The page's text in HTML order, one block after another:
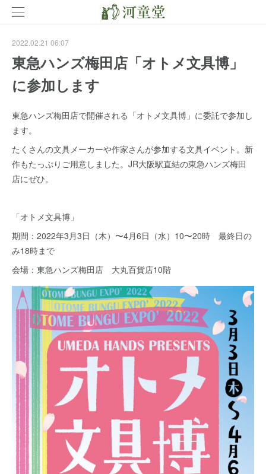
2022.02.21 06:07
東急ハンズ梅田店「オトメ文具博」
に参加します
東急ハンズ梅田店で開催される「オトメ文具博」に委託で参加し
ます。
たくさんの文具メーカーや作家さんが参加する文具イベント。新
作もたっぷりご用意しました。JR大阪駅直結の東急ハンズ梅田
店にぜひ。
「オトメ文具博」
期間：2022年3月3日（木）〜4月6日（水）10〜20時 最終日の
み18時まで
会場：東急ハンズ梅田店 大丸百貨店10階